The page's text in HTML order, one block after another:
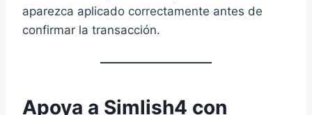
aparezca aplicado correctamente antes de
confirmar la transacción.
Apoya a Simlish4 con